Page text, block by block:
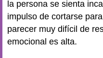
la persona se sienta
impulso de cortarse
parecer muy difícil de
emocional es alta.